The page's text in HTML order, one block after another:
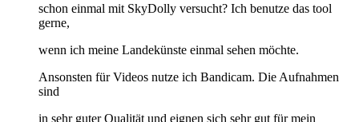
schon einmal mit SkyDolly versucht? Ich benutze das tool
gerne,
wenn ich meine Landekünste einmal sehen möchte.
Ansonsten für Videos nutze ich Bandicam. Die Aufnahmen
sind
in sehr guter Qualität und eignen sich sehr gut für mein